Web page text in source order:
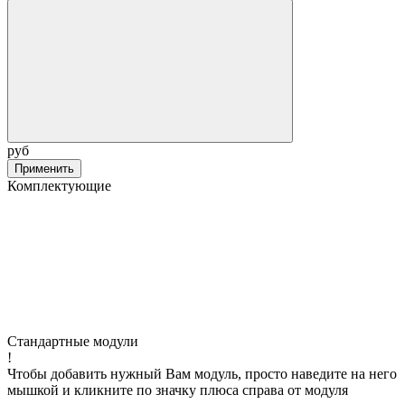
руб
Применить
Комплектующие
Стандартные модули
!
Чтобы добавить нужный Вам модуль, просто наведите на него
мышкой и кликните по значку плюса справа от модуля